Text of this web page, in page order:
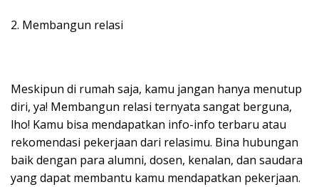
2. Membangun relasi
Meskipun di rumah saja, kamu jangan hanya menutup
diri, ya! Membangun relasi ternyata sangat berguna,
lho! Kamu bisa mendapatkan info-info terbaru atau
rekomendasi pekerjaan dari relasimu. Bina hubungan
baik dengan para alumni, dosen, kenalan, dan saudara
yang dapat membantu kamu mendapatkan pekerjaan.